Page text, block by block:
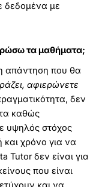
δεδομένα με
τα μαθήματα;
απάντηση που θα
αφιερώνετε
δεν
καθώς
υψηλός στόχος
και χρόνο για να
Tutor δεν είναι για
που είναι